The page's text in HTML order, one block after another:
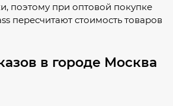
поэтому при оптовой покупке
пересчитают стоимость товаров
в городе Москва